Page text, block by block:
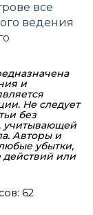
все
ведения
и
Не следует
без
учитывающей
Авторы и
убытки,
действий или
62